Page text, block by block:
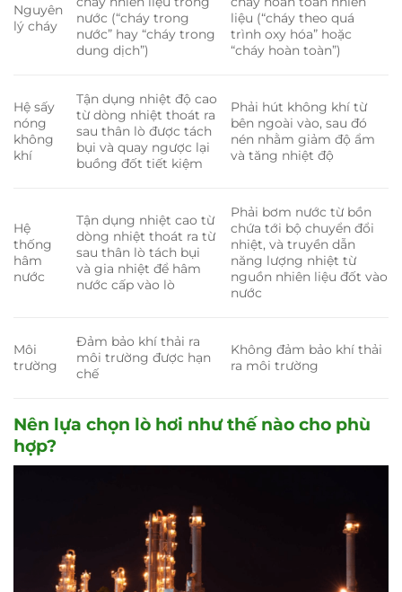
Nguyên
lý cháy
nước (“cháy trong
nước” hay “cháy trong
dung dịch”)
liệu (“cháy theo quá
trình oxy hóa” hoặc
“cháy hoàn toàn”)
Hệ sấy
nóng
không
khí
Tận dụng nhiệt độ cao
từ dòng nhiệt thoát ra
sau thân lò được tách
bụi và quay ngược lại
buồng đốt tiết kiệm
Phải hút không khí từ
bên ngoài vào, sau đó
nén nhằm giảm độ ẩm
và tăng nhiệt độ
Hệ
thống
hâm
nước
Tận dụng nhiệt cao từ
dòng nhiệt thoát ra từ
sau thân lò tách bụi
và gia nhiệt để hâm
nước cấp vào lò
Phải bơm nước từ bồn
chứa tới bộ chuyển đổi
nhiệt, và truyền dẫn
năng lượng nhiệt từ
nguồn nhiên liệu đốt vào
nước
Môi
trường
Đảm bảo khí thải ra
môi trường được hạn
chế
Không đảm bảo khí thải
ra môi trường
Nên lựa chọn lò hơi như thế nào cho phù
hợp?